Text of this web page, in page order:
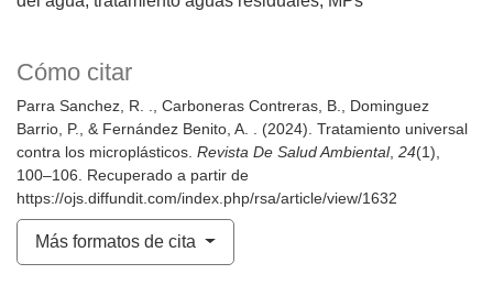
Cómo citar
Parra Sanchez, R. ., Carboneras Contreras, B., Dominguez
Barrio, P., & Fernández Benito, A. . (2024). Tratamiento universal
contra los microplásticos. Revista De Salud Ambiental, 24(1),
100–106. Recuperado a partir de
https://ojs.diffundit.com/index.php/rsa/article/view/1632
Más formatos de cita